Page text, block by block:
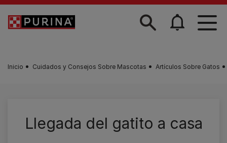
Skip to main content
Inicio Cuidados y Consejos Sobre Mascotas Artículos Sobre Gatos
Llegada del gatito a casa